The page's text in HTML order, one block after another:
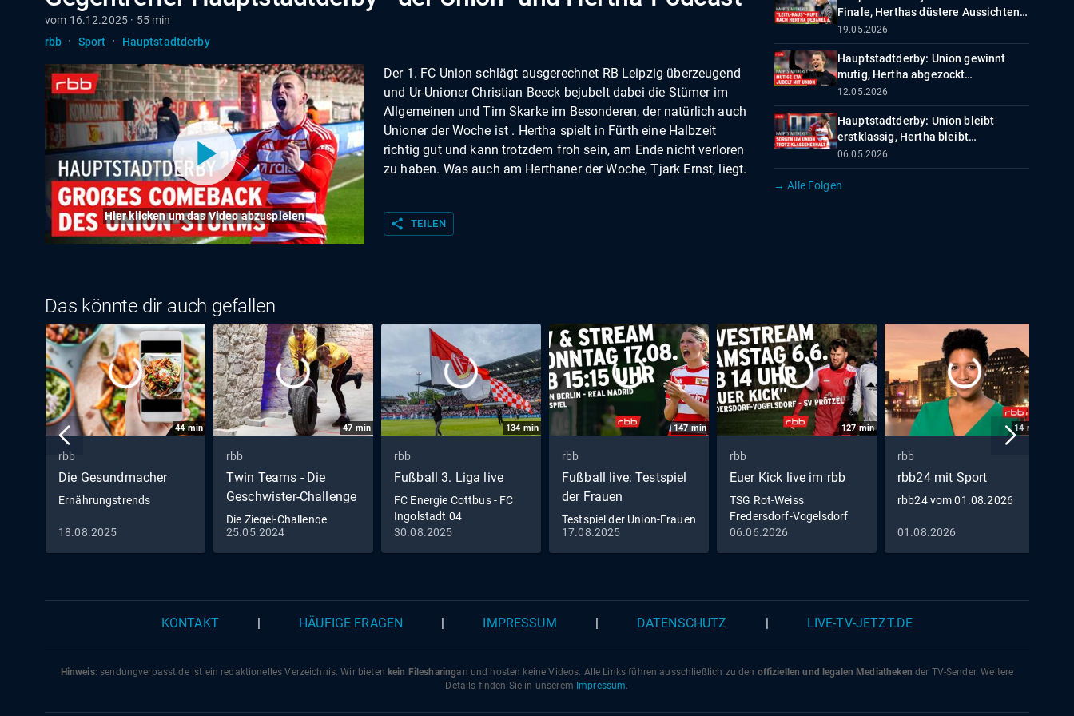
vom 16.12.2025 · 55 min
rbb · Sport · Hauptstadtderby
Hier klicken um das Video abzuspielen
Der 1. FC Union schlägt ausgerechnet RB Leipzig überzeugend
und Ur-Unioner Christian Beeck bejubelt dabei die Stümer im
Allgemeinen und Tim Skarke im Besonderen, der natürlich auch
Unioner der Woche ist . Hertha spielt in Fürth eine Halbzeit
richtig gut und kann trotzdem froh sein, am Ende nicht verloren
zu haben. Was auch am Herthaner der Woche, Tjark Ernst, liegt.
share TEILEN
Finale, Herthas düstere Aussichten
Hauptstadtderby - der Union- und
Hertha-Podcast
19.05.2026
Hauptstadtderby: Union gewinnt
mutig, Hertha abgezockt
Hauptstadtderby - der Union- und
Hertha-Podcast
12.05.2026
Hauptstadtderby: Union bleibt
erstklassig, Hertha bleibt
unzufriedenHauptstadtderby - der
Union- und Hertha-Podcast
06.05.2026
→ Alle Folgen
Das könnte dir auch gefallen
44min
rbb
Die Gesundmacher
Ernährungstrends
18.08.2025
47 min
rbb
Twin Teams - Die
Geschwister-Challenge
Die Ziegel-Challenge
(S02/E07)
25.05.2024
134 min
rbb
Fußball 3. Liga live
FC Energie Cottbus - FC
Ingolstadt 04
30.08.2025
147 min
rbb
Fußball live: Testspiel
der Frauen
Testspiel der Union-Frauen
gegen Real Madrid zum
Nachschauen
17.08.2025
127min
rbb
Euer Kick live im rbb
TSG Rot-Weiss
Fredersdorf-Vogelsdorf
gegen SV Prötzel 1950
06.06.2026
14 min
rbb
rbb24 mit Sport
rbb24 vom 01.08.2026
01.08.2026
KONTAKT HÄUFIGE FRAGEN IMPRESSUM DATENSCHUTZ LIVE-TV-JETZT.DE
Hinweis:sendungverpasst.deist ein redaktionelles Verzeichnis. Wir bieten kein Filesharingan und hosten keine Videos. Alle Links führen ausschließlich zu den offiziellen und legalen Mediatheken der TV-Sender. Weitere
Details finden Sie in unserem Impressum.